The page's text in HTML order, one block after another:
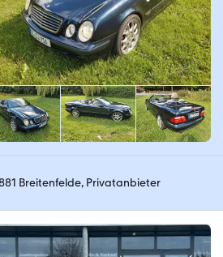
Breitenfelde, Privatanbieter